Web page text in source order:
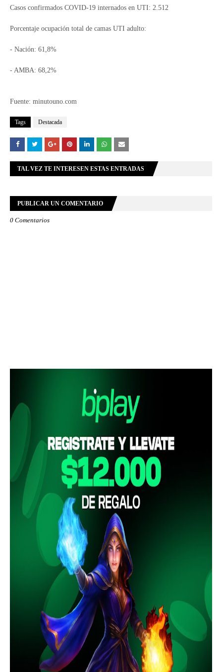
Casos confirmados COVID-19 internados en UTI: 2.512
Porcentaje ocupación total de camas UTI adulto:
- Nación: 61,8%
- AMBA: 68,2%
Fuente: minutouno.com
Tags Destacada
TAL VEZ TE INTERESEN ESTAS ENTRADAS
PUBLICAR UN COMENTARIO
0 Comentarios